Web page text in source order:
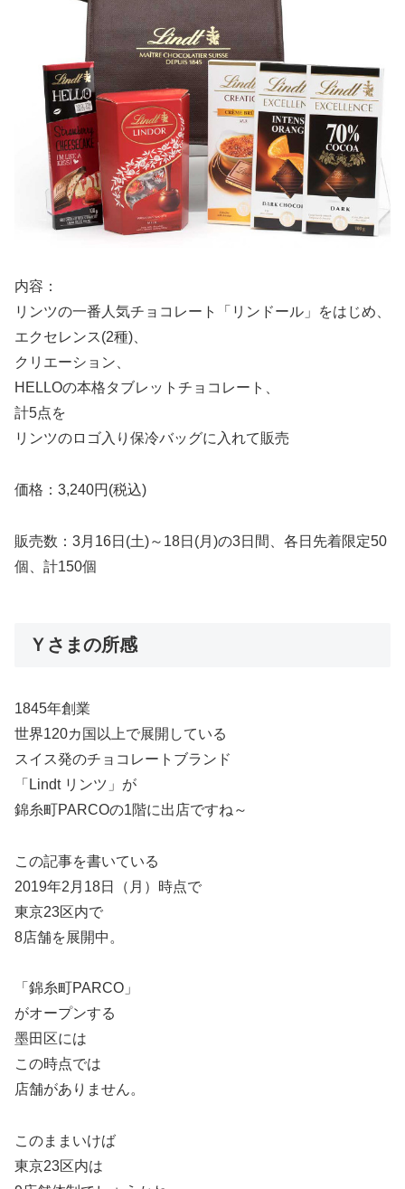
内容：
リンツの一番人気チョコレート「リンドール」をはじめ、
エクセレンス(2種)、
クリエーション、
HELLOの本格タブレットチョコレート、
計5点を
リンツのロゴ入り保冷バッグに入れて販売
価格：3,240円(税込)
販売数：3月16日(土)～18日(月)の3日間、各日先着限定50
個、計150個
Ｙさまの所感
1845年創業
世界120カ国以上で展開している
スイス発のチョコレートブランド
「Lindt リンツ」が
錦糸町PARCOの1階に出店ですね～
この記事を書いている
2019年2月18日（月）時点で
東京23区内で
8店舗を展開中。
「錦糸町PARCO」
がオープンする
墨田区には
この時点では
店舗がありません。
このままいけば
東京23区内は